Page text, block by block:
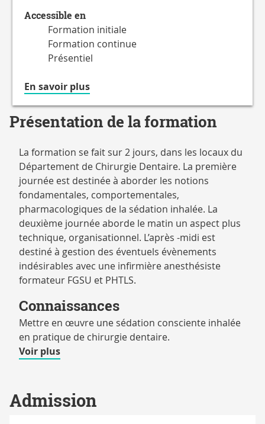
Accessible en
Formation initiale
Formation continue
Présentiel
En savoir plusà
Accessible
Présentation de la formation
La formation se fait sur 2 jours, dans les locaux du
Département de Chirurgie Dentaire. La première
journée est destinée à aborder les notions
fondamentales, comportementales,
pharmacologiques de la sédation inhalée. La
deuxième journée aborde le matin un aspect plus
technique, organisationnel. L’après -midi est
destiné à gestion des éventuels évènements
indésirables avec une infirmière anesthésiste
formateur FGSU et PHTLS.
Connaissances
Mettre en œuvre une sédation consciente inhalée
en pratique de chirurgie dentaire.
Voir plusde
Admission